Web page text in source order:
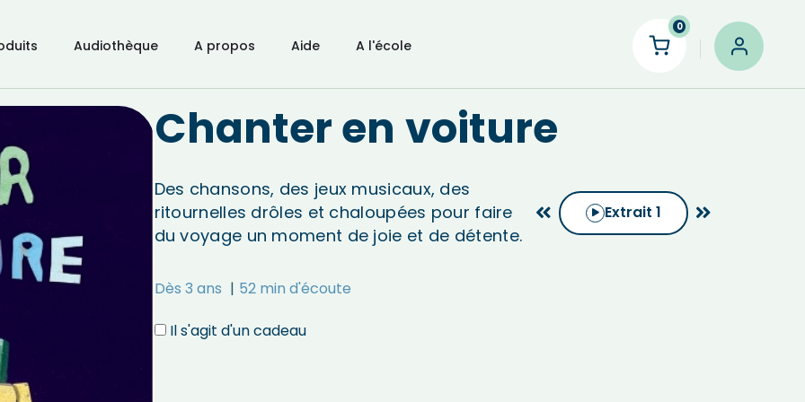
Audiothèque A propos Aide A l'école
0
Chanter en voiture
Des chansons, des jeux musicaux, des
ritournelles drôles et chaloupées pour faire
du voyage un moment de joie et de détente.
Extrait1
Dès 3 ans 52 min d'écoute
Il s'agit d'un cadeau